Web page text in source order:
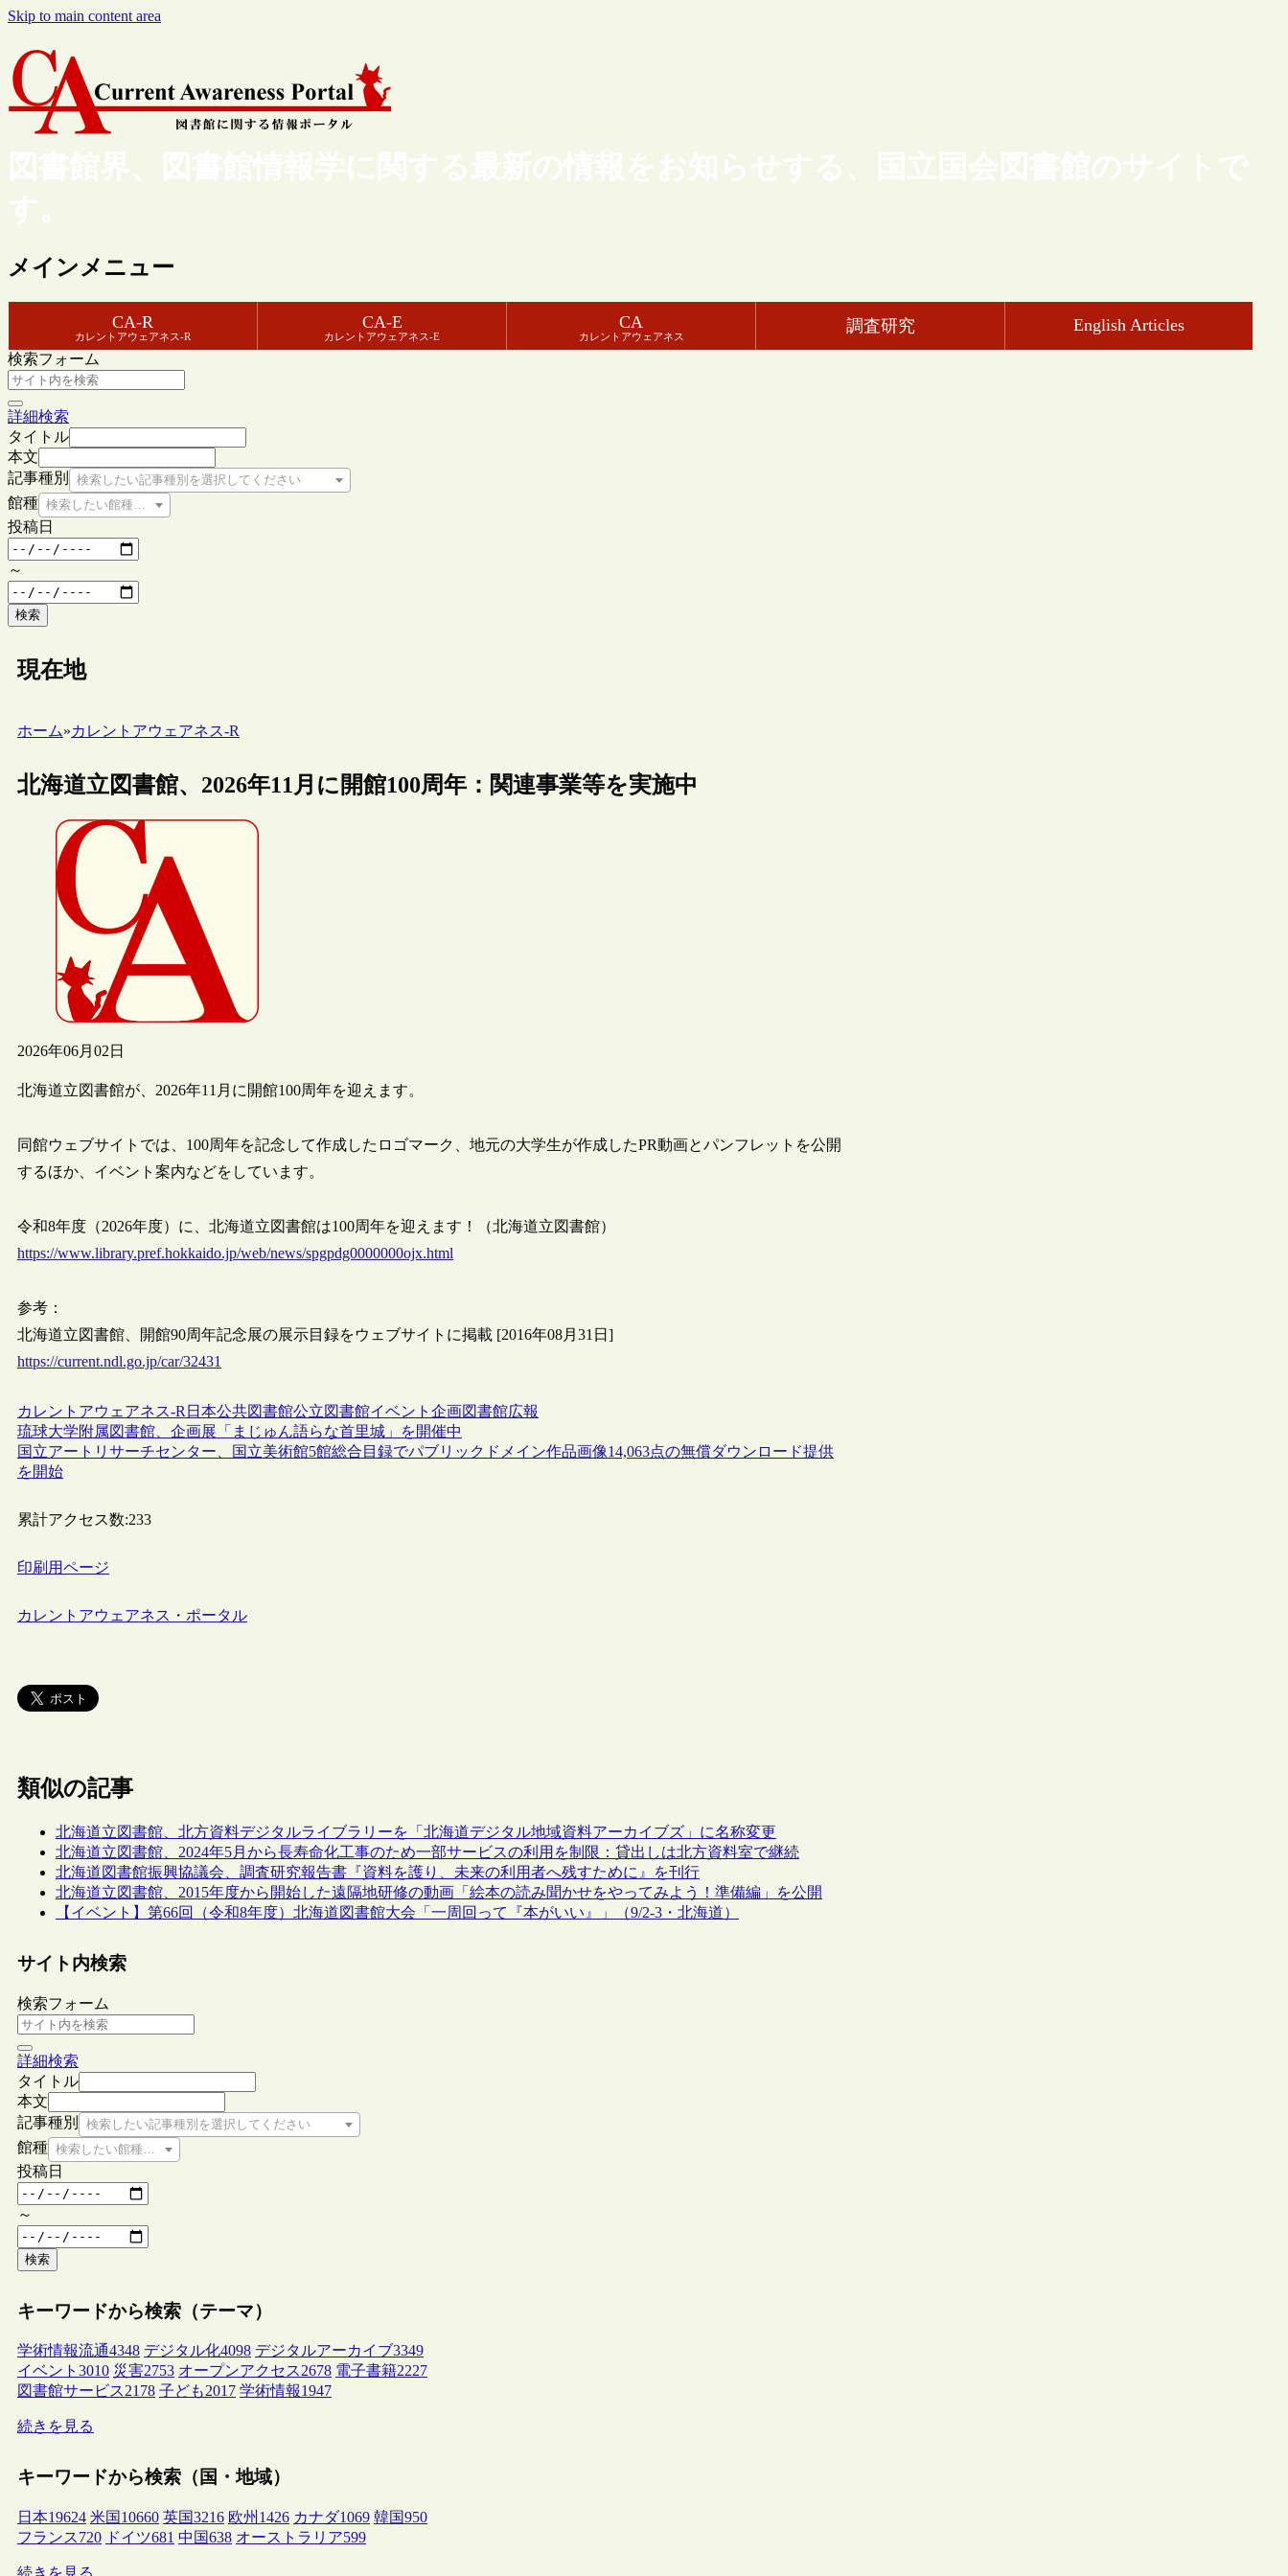
Skip to main content area
図書館界、図書館情報学に関する最新の情報をお知らせする、国立国会図書館のサイトで
す。
メインメニュー
CA-R
カレントアウェアネス-R
CA-E
カレントアウェアネス-E
CA
カレントアウェアネス
調査研究 English Articles
検索フォーム
詳細検索
タイトル
本文
記事種別
検索したい記事種別を選択してください
館種 検索したい館種を選択してください
投稿日
～
検索
現在地
ホーム»カレントアウェアネス-R
北海道立図書館、2026年11月に開館100周年：関連事業等を実施中
2026年06月02日
北海道立図書館が、2026年11月に開館100周年を迎えます。
同館ウェブサイトでは、100周年を記念して作成したロゴマーク、地元の大学生が作成したPR動画とパンフレットを公開
するほか、イベント案内などをしています。
令和8年度（2026年度）に、北海道立図書館は100周年を迎えます！（北海道立図書館）
https://www.library.pref.hokkaido.jp/web/news/spgpdg0000000ojx.html
参考：
北海道立図書館、開館90周年記念展の展示目録をウェブサイトに掲載 [2016年08月31日]
https://current.ndl.go.jp/car/32431
カレントアウェアネス-R 日本公共図書館公立図書館イベント 企画図書館広報
琉球大学附属図書館、企画展「まじゅん語らな首里城」を開催中
国立アートリサーチセンター、国立美術館5館総合目録でパブリックドメイン作品画像14,063点の無償ダウンロード提供
を開始
累計アクセス数:233
印刷用ページ
カレントアウェアネス・ポータル
類似の記事
北海道立図書館、北方資料デジタルライブラリーを「北海道デジタル地域資料アーカイブズ」に名称変更
北海道立図書館、2024年5月から長寿命化工事のため一部サービスの利用を制限：貸出しは北方資料室で継続
北海道図書館振興協議会、調査研究報告書『資料を護り、未来の利用者へ残すために』を刊行
北海道立図書館、2015年度から開始した遠隔地研修の動画「絵本の読み聞かせをやってみよう！準備編」を公開
【イベント】第66回（令和8年度）北海道図書館大会「一周回って『本がいい』」（9/2-3・北海道）
サイト内検索
検索フォーム
詳細検索
タイトル
本文
記事種別
検索したい記事種別を選択してください
館種 検索したい館種を選択してください
投稿日
～
検索
キーワードから検索（テーマ）
学術情報流通4348 デジタル化4098 デジタルアーカイブ3349
イベント 3010 災害2753 オープンアクセス2678 電子書籍2227
図書館サービス2178 子ども2017 学術情報1947
続きを見る
キーワードから検索（国・地域）
日本19624 米国 10660 英国3216 欧州 1426 カナダ1069 韓国950
フランス720 ドイツ681 中国638 オーストラリア599
続きを見る